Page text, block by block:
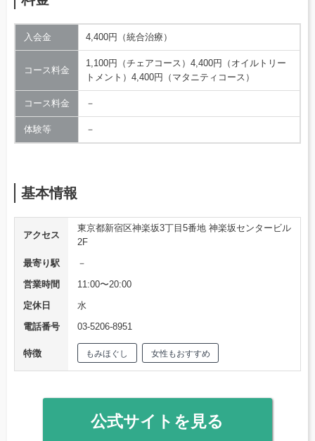
入会金 4,400円（統合治療）
コース料金
1,100円（チェアコース）4,400円（オイルトリー
トメント）4,400円（マタニティコース）
コース料金 －
体験等 －
基本情報
アクセス
東京都新宿区神楽坂3丁目5番地 神楽坂センタービル
2F
最寄り駅
－
営業時間
11:00〜20:00
定休日
水
電話番号
03-5206-8951
特徴 もみほぐし 女性もおすすめ
公式サイトを見る